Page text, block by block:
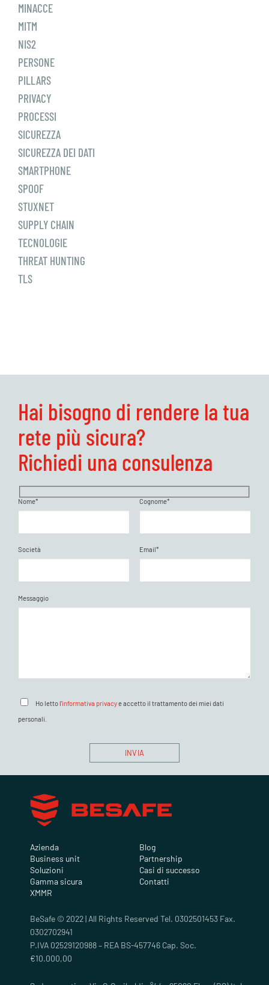
MINACCE
MITM
NIS2
PERSONE
PILLARS
PRIVACY
PROCESSI
SICUREZZA
SICUREZZA DEI DATI
SMARTPHONE
SPOOF
STUXNET
SUPPLY CHAIN
TECNOLOGIE
THREAT HUNTING
TLS
Hai bisogno di rendere la tua
rete più sicura?
Richiedi una consulenza
Nome* Cognome*
Società Email*
Messaggio
Ho letto l'informativa privacye accetto il trattamento dei miei dati
personali.
Azienda
Business unit
Soluzioni
Gamma sicura
XMMR
Blog
Partnership
Casi di successo
Contatti
BeSafe © 2022 | All Rights Reserved Tel. 0302501453 Fax.
0302702941
P.IVA 02529120988 – REA BS-457746 Cap. Soc.
€10.000,00